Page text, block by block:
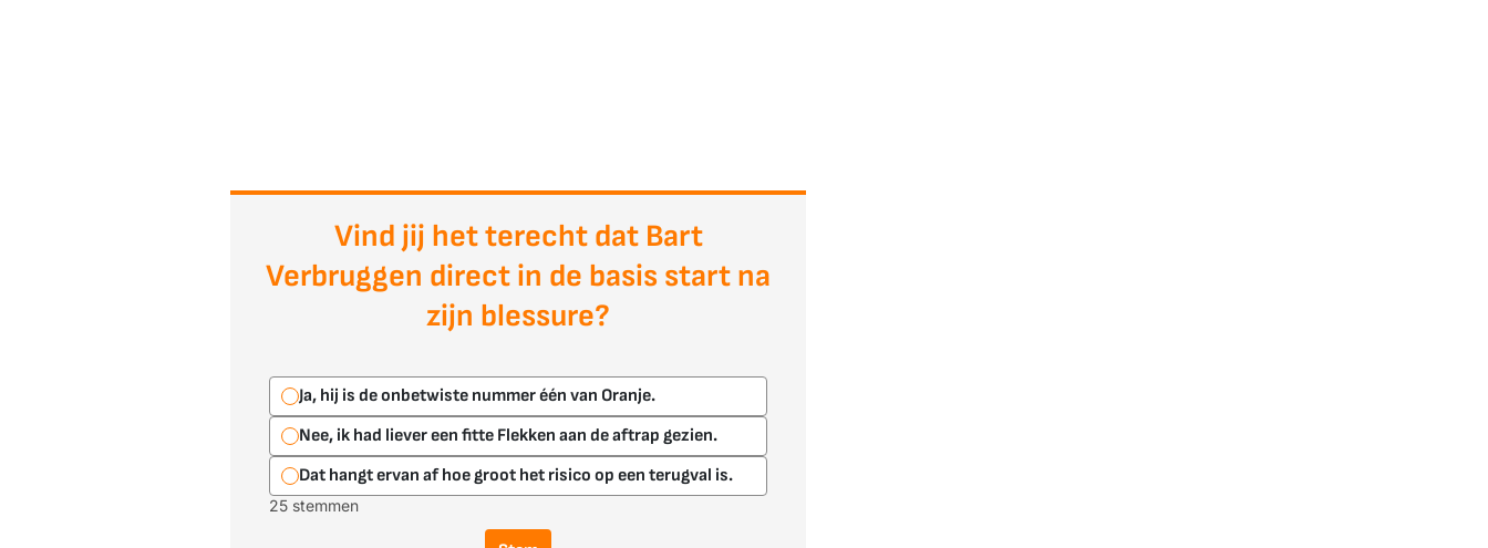
Vind jij het terecht dat Bart
Verbruggen direct in de basis start na
zijn blessure?
Ja, hij is de onbetwiste nummer één van Oranje.
Nee, ik had liever een fitte Flekken aan de aftrap gezien.
Dat hangt ervan af hoe groot het risico op een terugval is.
25 stemmen